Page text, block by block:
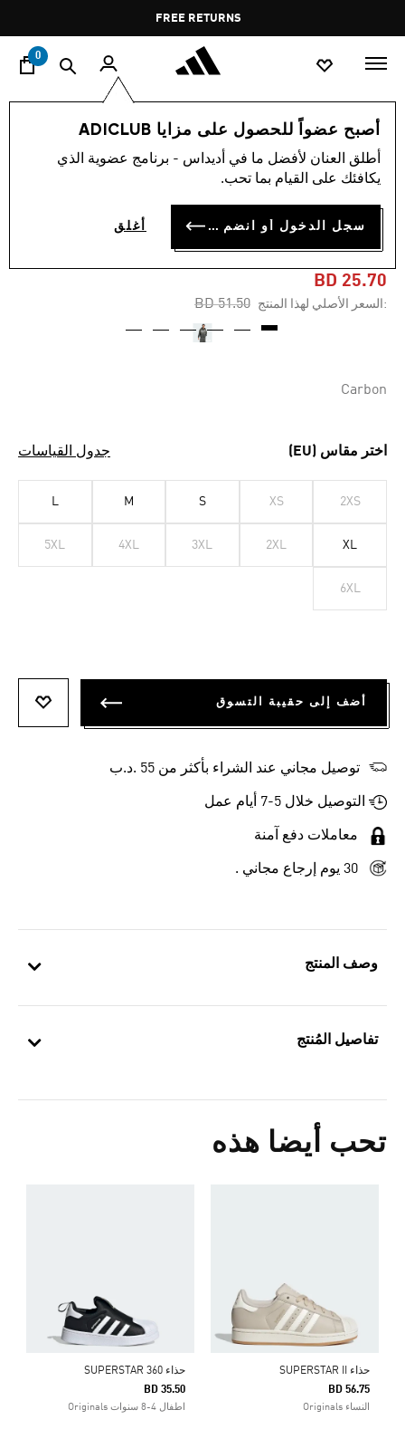
Pause
promotion
rotation
FREE RETURNS
0
أصبح عضواً للحصول على مزايا ADICLUB
أطلق العنان لأفضل ما في أديداس - برنامج عضوية الذي
يكافئك على القيام بما تحب.
سجل الدخول أو انضم الآن أغلق
وصف المنتج
تفاصيل المُنتج
تحب أيضا هذه
حذاء SUPERSTAR II
BD 56.75
النساء Originals
حذاء SUPERSTAR 360
BD 35.50
اطفال 4-8 سنوات Originals
الرجال ملابس
-50%
ORIGINALS DEPT. جاكيت
GRAPHIC FULL ZIP
BD 25.70
:السعر الأصلي لهذا المنتج Price reduced from
BD 51.50
to
Carbon
اختر مقاس (EU) جدول القياسات
2XS
XS
S
M
L
XL
2XL
3XL
4XL
5XL
6XL
أضف إلى حقيبة التسوق
توصيل مجاني عند الشراء بأكثر من 55 .د.ب‎
التوصيل خلال 5-7 أيام عمل
معاملات دفع آمنة